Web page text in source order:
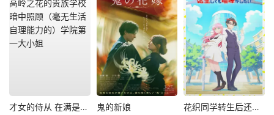
才女的侍从 在满是高岭之花的贵族学校暗中照顾（毫无生活自理能力的）学院第一大小姐 鬼的新娘 花织同学转生后还是想干架